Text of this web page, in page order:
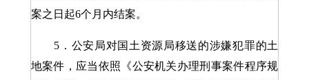
案之日起6个月内结案。
5．公安局对国土资源局移送的涉嫌犯罪的土
地案件，应当依照《公安机关办理刑事案件程序规